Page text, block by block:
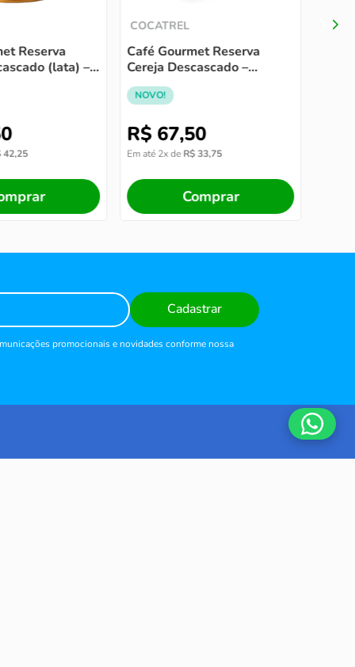
Reserva
(lata) –
42,25
COCATREL
Café Gourmet Reserva
Cereja Descascado –
torrado e moído
NOVO!
R$ 67,50
Em até2x deR$33,75
Comprar
Cadastrar
promocionais e novidades conforme nossa